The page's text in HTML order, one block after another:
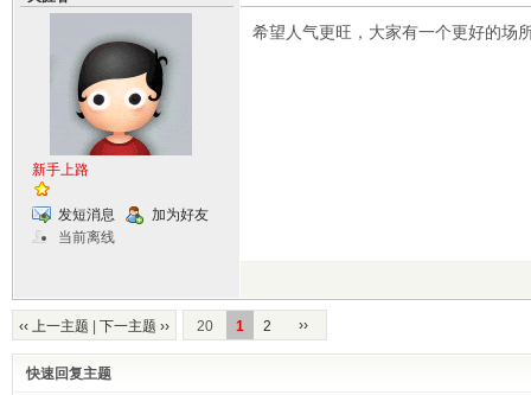
新手上路
发短消息
加为好友
当前离线
希望人气更旺，大家有一个更好的场
‹‹ 上一主题 下一主题 ›› 20 1 2 ››
快速回复主题